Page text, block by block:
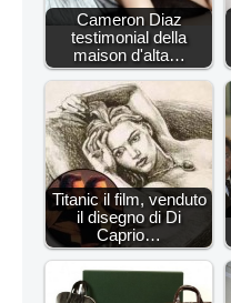
Cameron Diaz
testimonial della
maison d'alta…
Titanic il film, venduto
il disegno di Di
Caprio…